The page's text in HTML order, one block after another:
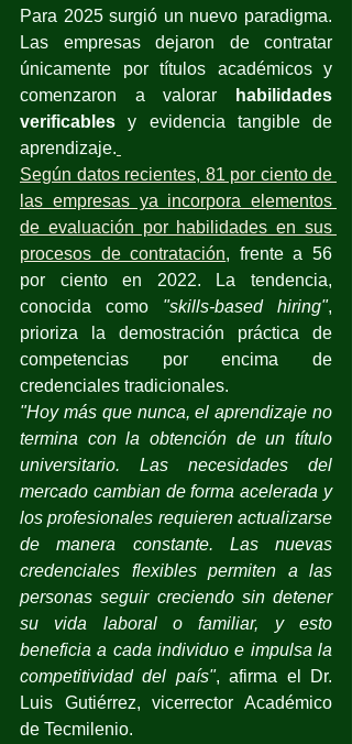
Para 2025 surgió un nuevo paradigma.
Las empresas dejaron de contratar
únicamente por títulos académicos y
comenzaron a valorar
habilidades
verificables y evidencia tangible de
aprendizaje.
Según datos recientes, 81 por ciento de
las empresas ya incorpora elementos
de evaluación por habilidades en sus
procesos de contratación, frente a 56
por ciento en 2022. La tendencia,
conocida como "skills-based hiring",
prioriza la demostración práctica de
competencias por encima de
credenciales tradicionales.
"Hoy más que nunca, el aprendizaje no
termina con la obtención de un título
universitario. Las necesidades del
mercado cambian de forma acelerada y
los profesionales requieren actualizarse
de manera constante. Las nuevas
credenciales flexibles permiten a las
personas seguir creciendo sin detener
su vida laboral o familiar, y esto
beneficia a cada individuo e impulsa la
competitividad del país", afirma el Dr.
Luis Gutiérrez, vicerrector Académico
de Tecmilenio.